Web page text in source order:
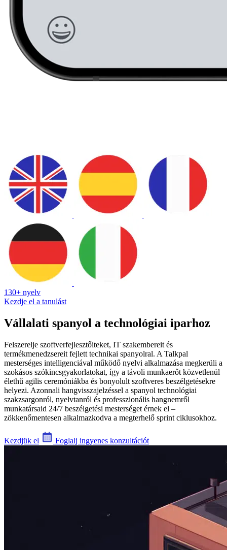
130+ nyelv
Kezdje el a tanulást
Vállalati spanyol a technológiai iparhoz
Felszerelje szoftverfejlesztőiteket, IT szakembereit és
termékmenedzsereit fejlett technikai spanyolral. A Talkpal
mesterséges intelligenciával működő nyelvi alkalmazása megkerüli a
szokásos szókincsgyakorlatokat, így a távoli munkaerőt közvetlenül
élethű agilis ceremóniákba és bonyolult szoftveres beszélgetésekre
helyezi. Azonnali hangvisszajelzéssel a spanyol technológiai
szakzsargonról, nyelvtanról és professzionális hangnemről
munkatársaid 24/7 beszélgetési mesterséget érnek el –
zökkenőmentesen alkalmazkodva a megterhelő sprint ciklusokhoz.
Kezdjük el Foglalj ingyenes konzultációt